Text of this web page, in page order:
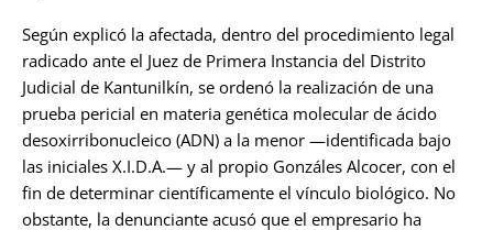
Según explicó la afectada, dentro del procedimiento legal
radicado ante el Juez de Primera Instancia del Distrito
Judicial de Kantunilkín, se ordenó la realización de una
prueba pericial en materia genética molecular de ácido
desoxirribonucleico (ADN) a la menor —identificada bajo
las iniciales X.I.D.A.— y al propio Gonzáles Alcocer, con el
fin de determinar científicamente el vínculo biológico. No
obstante, la denunciante acusó que el empresario ha